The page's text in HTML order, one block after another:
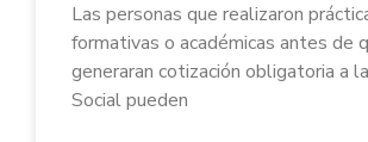
Las personas que realizaron
formativas o académicas antes de
generaran cotización obligatoria a
Social pueden